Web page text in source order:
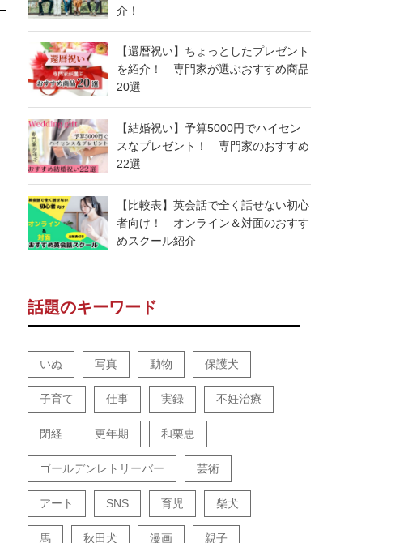
介！
【還暦祝い】ちょっとしたプレゼント
を紹介！ 専門家が選ぶおすすめ商品
20選
【結婚祝い】予算5000円でハイセン
スなプレゼント！ 専門家のおすすめ
22選
【比較表】英会話で全く話せない初心
者向け！ オンライン＆対面のおすす
めスクール紹介
話題のキーワード
いぬ 写真 動物 保護犬
子育て 仕事 実録 不妊治療
閉経 更年期 和栗恵
ゴールデンレトリーバー 芸術
アート SNS 育児 柴犬
馬 秋田犬 漫画 親子